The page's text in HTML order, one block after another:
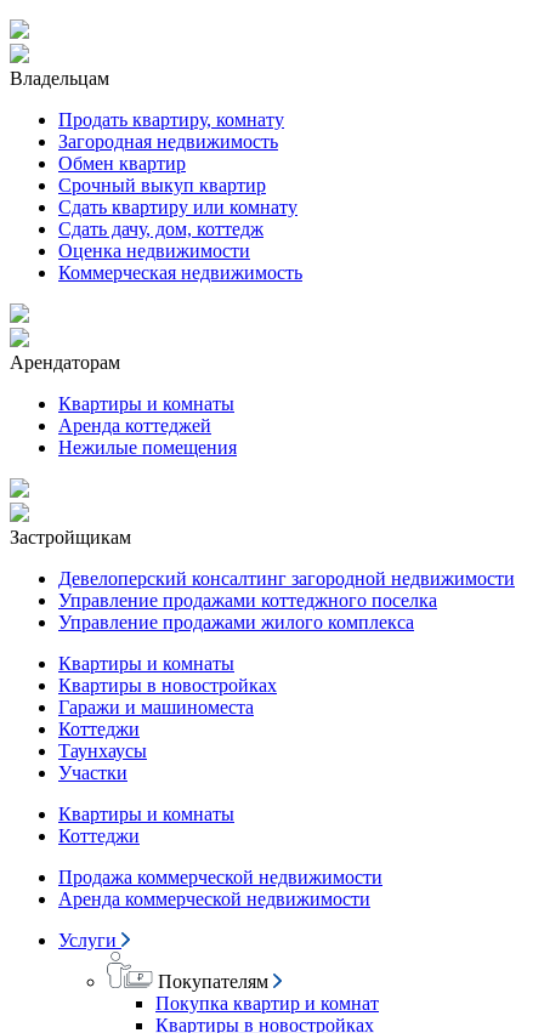
Владельцам
Продать квартиру, комнату
Загородная недвижимость
Обмен квартир
Срочный выкуп квартир
Сдать квартиру или комнату
Сдать дачу, дом, коттедж
Оценка недвижимости
Коммерческая недвижимость
Арендаторам
Квартиры и комнаты
Аренда коттеджей
Нежилые помещения
Застройщикам
Девелоперский консалтинг загородной недвижимости
Управление продажами коттеджного поселка
Управление продажами жилого комплекса
Квартиры и комнаты
Квартиры в новостройках
Гаражи и машиноместа
Коттеджи
Таунхаусы
Участки
Квартиры и комнаты
Коттеджи
Продажа коммерческой недвижимости
Аренда коммерческой недвижимости
Услуги
Покупателям
Покупка квартир и комнат
Квартиры в новостройках